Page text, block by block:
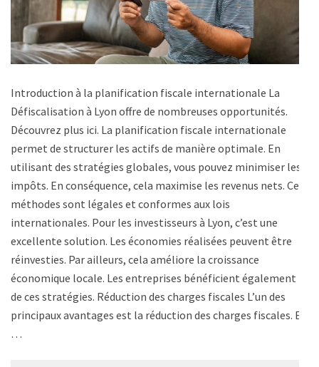
Introduction à la planification fiscale internationale La
Défiscalisation à Lyon offre de nombreuses opportunités.
Découvrez plus ici. La planification fiscale internationale
permet de structurer les actifs de manière optimale. En
utilisant des stratégies globales, vous pouvez minimiser les
impôts. En conséquence, cela maximise les revenus nets. Ces
méthodes sont légales et conformes aux lois
internationales. Pour les investisseurs à Lyon, c’est une
excellente solution. Les économies réalisées peuvent être
réinvesties. Par ailleurs, cela améliore la croissance
économique locale. Les entreprises bénéficient également
de ces stratégies. Réduction des charges fiscales L’un des
principaux avantages est la réduction des charges fiscales. En
…